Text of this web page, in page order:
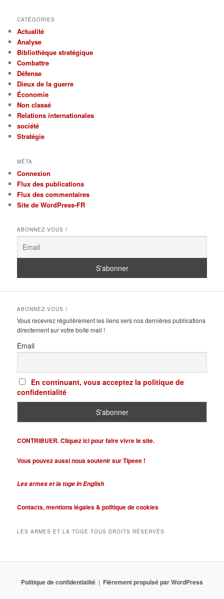
CATÉGORIES
Actualité
Analyse
Bibliothèque stratégique
Combattre
Défense
Dieux de la guerre
Économie
Non classé
Relations internationales
société
Stratégie
MÉTA
Connexion
Flux des publications
Flux des commentaires
Site de WordPress-FR
ABONNEZ-VOUS !
ABONNEZ-VOUS !
Vous recevrez régulièrement les liens vers nos dernières publications
directement sur votre boite mail !
Email
En continuant, vous acceptez la politique de
confidentialité
CONTRIBUER. Cliquez ici pour faire vivre le site.
Vous pouvez aussi nous soutenir sur Tipeee !
Les armes et la toge In English
Contacts,mentions légales & politique de cookies
LES ARMES ET LA TOGE TOUS DROITS RÉSERVÉS
Politique de confidentialité Fièrement propulsé par WordPress